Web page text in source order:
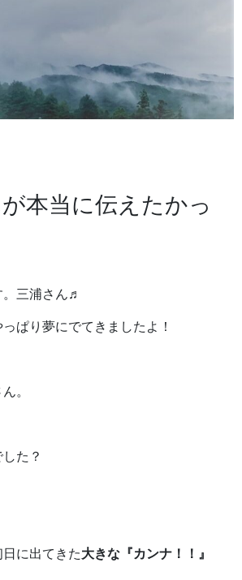
本当に伝えたかっ
三浦さん♬
ぱり夢にでてきましたよ！
。
た？
に出てきた大きな『カンナ！！』